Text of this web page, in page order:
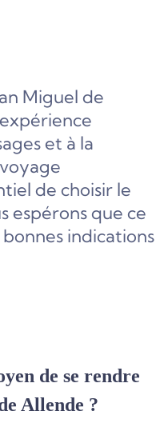
Miguel de
et à la
de choisir le
espérons que ce
indications
de se rendre
Allende ?